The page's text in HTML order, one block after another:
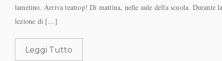
lametino. Arriva teatrop! Di mattina, nelle aule della scuola. Durante
lezione di […]
Leggi Tutto